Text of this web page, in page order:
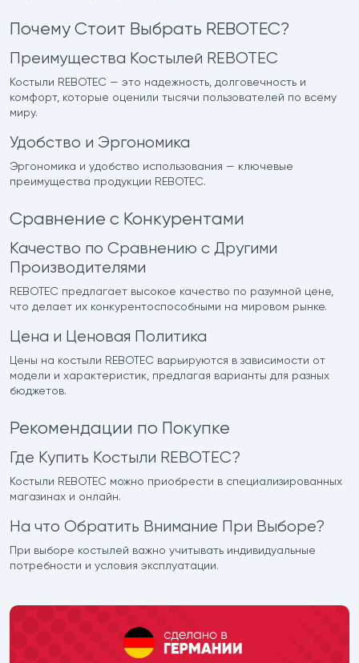
Почему Стоит Выбрать REBOTEC?
Преимущества Костылей REBOTEC
Костыли REBOTEC — это надежность, долговечность и
комфорт, которые оценили тысячи пользователей по всему
миру.
Удобство и Эргономика
Эргономика и удобство использования — ключевые
преимущества продукции REBOTEC.
Сравнение с Конкурентами
Качество по Сравнению с Другими
Производителями
REBOTEC предлагает высокое качество по разумной цене,
что делает их конкурентоспособными на мировом рынке.
Цена и Ценовая Политика
Цены на костыли REBOTEC варьируются в зависимости от
модели и характеристик, предлагая варианты для разных
бюджетов.
Рекомендации по Покупке
Где Купить Костыли REBOTEC?
Костыли REBOTEC можно приобрести в специализированных
магазинах и онлайн.
На что Обратить Внимание При Выборе?
При выборе костылей важно учитывать индивидуальные
потребности и условия эксплуатации.